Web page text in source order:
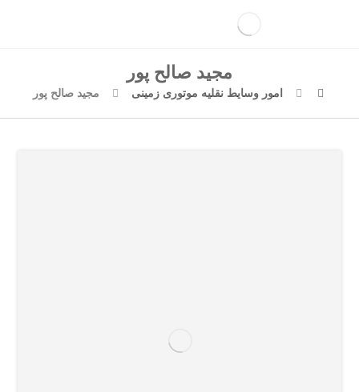
مجید صالح پور
امور وسایط نقلیه موتوری زمینی مجید صالح پور